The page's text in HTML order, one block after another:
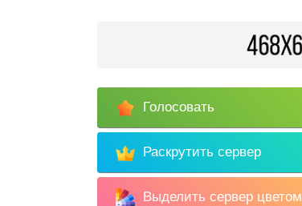
Голосовать
Раскрутить сервер
Выделить сервер цветом